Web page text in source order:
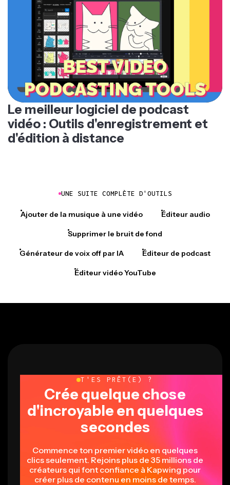
Le meilleur logiciel de podcast
vidéo : Outils d'enregistrement et
d'édition à distance
UNE SUITE COMPLÈTE D'OUTILS
Ajouter de la musique à une vidéo Éditeur audio
Supprimer le bruit de fond
Générateur de voix off par IA Éditeur de podcast
Éditeur vidéo YouTube
T'ES PRÊT(E) ?
Crée quelque chose
d'incroyable en quelques
secondes
Commence ton premier vidéo en quelques
clics seulement. Rejoins plus de 35 millions de
créateurs qui font confiance à Kapwing pour
créer plus de contenu en moins de temps.